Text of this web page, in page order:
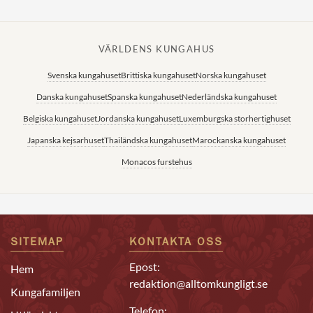
VÄRLDENS KUNGAHUS
Svenska kungahusetBrittiska kungahusetNorska kungahuset
Danska kungahusetSpanska kungahusetNederländska kungahuset
Belgiska kungahusetJordanska kungahusetLuxemburgska storhertighuset
Japanska kejsarhusetThailändska kungahusetMarockanska kungahuset
Monacos furstehus
SITEMAP
Hem
Kungafamiljen
KONTAKTA OSS
Epost:
redaktion@alltomkungligt.se